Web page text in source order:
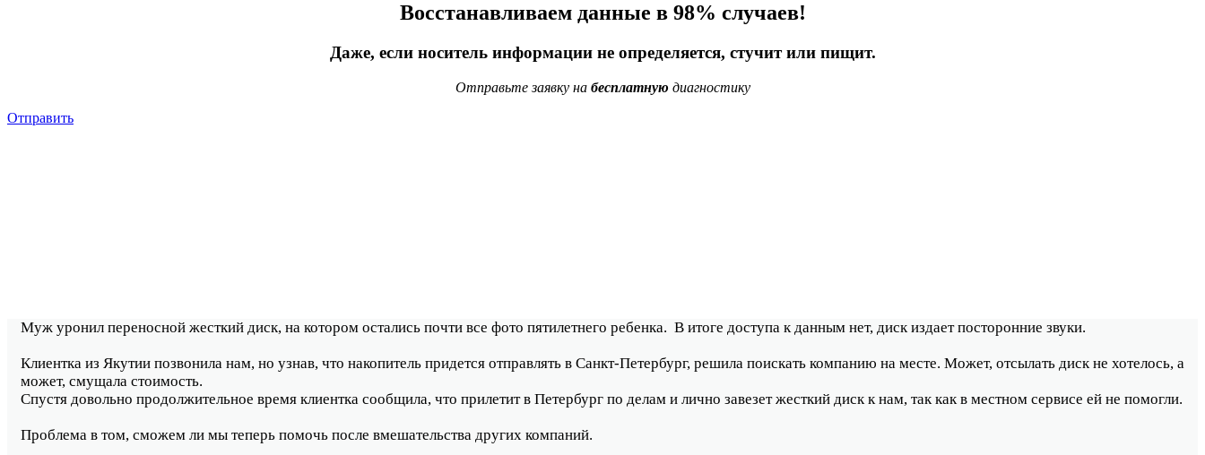
Восстанавливаем данные в 98% случаев!
Даже, если носитель информации не определяется, стучит или пищит.
Отправьте заявку на бесплатную диагностику
Отправить
Муж уронил переносной жесткий диск, на котором остались почти все фото пятилетнего ребенка. В итоге доступа к данным нет, диск издает посторонние звуки.
Клиентка из Якутии позвонила нам, но узнав, что накопитель придется отправлять в Санкт-Петербург, решила поискать компанию на месте. Может, отсылать диск не хотелось, а
может, смущала стоимость.
Спустя довольно продолжительное время клиентка сообщила, что прилетит в Петербург по делам и лично завезет жесткий диск к нам, так как в местном сервисе ей не помогли.
Проблема в том, сможем ли мы теперь помочь после вмешательства других компаний.